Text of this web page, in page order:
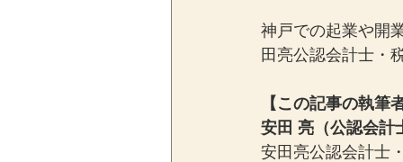
神戸での起業や開
田亮公認会計士・
【この記事の執筆
安田 亮（公認会計
安田亮公認会計士